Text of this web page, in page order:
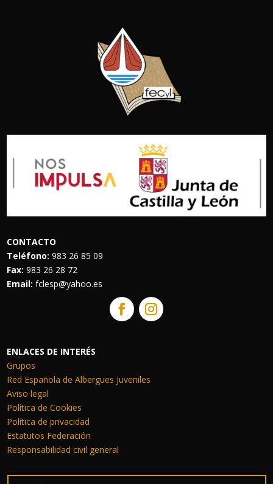
CONTACTO
Teléfono: 983 26 85 09
Fax: 983 26 28 72
Email: fclesp@yahoo.es
ENLACES DE INTERÉS
Grupos
Red Española de Albergues Juveniles
Aviso legal
Política de Cookies
Política de privacidad
Estatutos Federación
Responsabilidad civil general